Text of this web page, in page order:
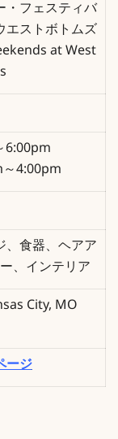
フェスティバ
ストボトムズ
at West
6:00pm
4:00pm
食器、ヘアア
、インテリア
City, MO
ージ